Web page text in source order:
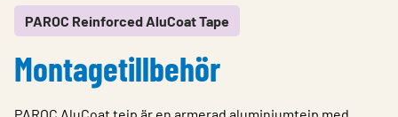
Service & Support
Hållbarhet
PAROC Reinforced AluCoat Tape
Montagetillbehör
PAROC AluCoat tejp är en armerad aluminiumtejp med